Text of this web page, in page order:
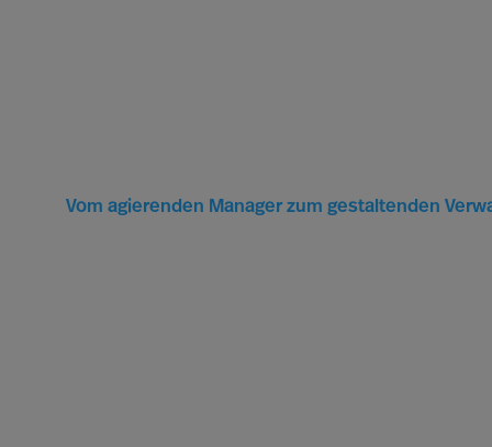
Vom agierenden Manager zum gestaltenden